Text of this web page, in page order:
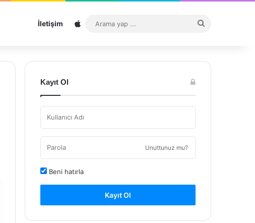
İletişim Sitemap
...
Kayıt Ol
Unuttunuz mu?
Beni hatırla
Kayıt Ol